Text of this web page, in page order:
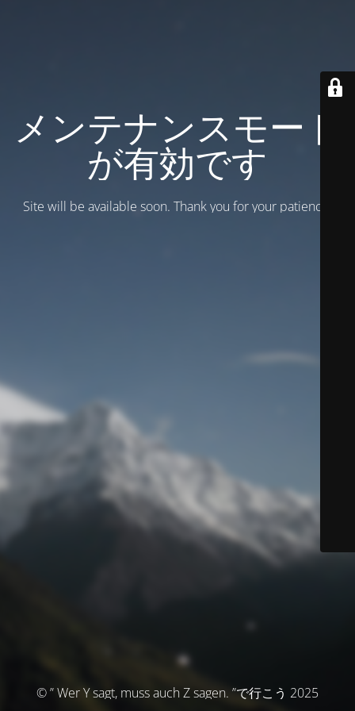
メンテナンスモード
が有効です
Site will be available soon. Thank you for your patience!
© ” Wer Y sagt, muss auch Z sagen. ”で行こう 2025